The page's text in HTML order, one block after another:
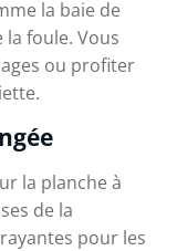
la baie de
la foule. Vous
ou profiter
la planche à
de la
pour les